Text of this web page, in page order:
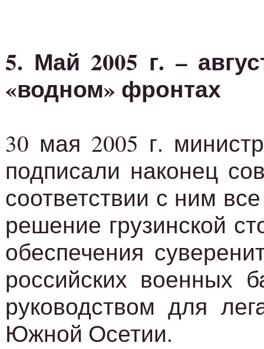
5. Май 2005 г. –
«водном» фронтах
30 мая 2005 г.
подписали наконец
соответствии с ним
решение грузинской
обеспечения
российских военных
руководством для
Южной Осетии.